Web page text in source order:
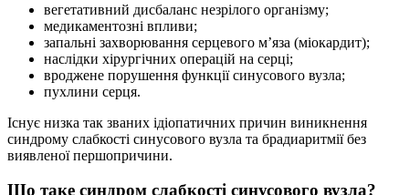
вегетативний дисбаланс незрілого організму;
медикаментозні впливи;
запальні захворювання серцевого м’яза (міокардит);
наслідки хірургічних операцій на серці;
вроджене порушення функції синусового вузла;
пухлини серця.
Існує низка так званих ідіопатичних причин виникнення
синдрому слабкості синусового вузла та брадиаритмії без
виявленої першопричини.
Що таке синдром слабкості синусового вузла?